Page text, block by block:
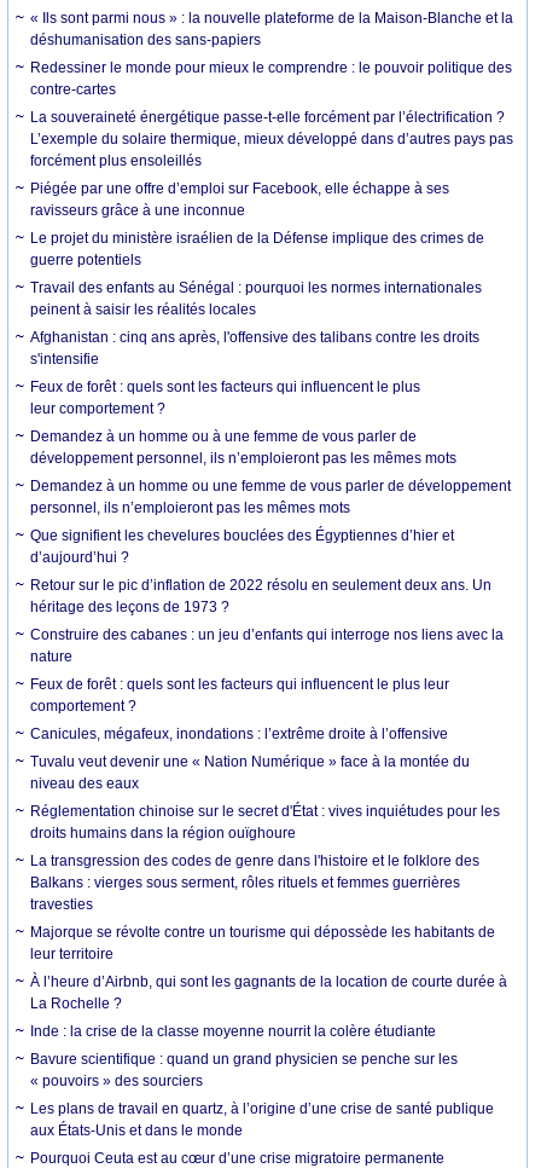
« Ils sont parmi nous » : la nouvelle plateforme de la Maison-Blanche et la
déshumanisation des sans-papiers
Redessiner le monde pour mieux le comprendre : le pouvoir politique des
contre-cartes
La souveraineté énergétique passe-t-elle forcément par l’électrification ?
L’exemple du solaire thermique, mieux développé dans d’autres pays pas
forcément plus ensoleillés
Piégée par une offre d’emploi sur Facebook, elle échappe à ses
ravisseurs grâce à une inconnue
Le projet du ministère israélien de la Défense implique des crimes de
guerre potentiels
Travail des enfants au Sénégal : pourquoi les normes internationales
peinent à saisir les réalités locales
Afghanistan : cinq ans après, l'offensive des talibans contre les droits
s'intensifie
Feux de forêt : quels sont les facteurs qui influencent le plus
leur comportement ?
Demandez à un homme ou à une femme de vous parler de
développement personnel, ils n’emploieront pas les mêmes mots
Demandez à un homme ou une femme de vous parler de développement
personnel, ils n’emploieront pas les mêmes mots
Que signifient les chevelures bouclées des Égyptiennes d’hier et
d’aujourd’hui ?
Retour sur le pic d’inflation de 2022 résolu en seulement deux ans. Un
héritage des leçons de 1973 ?
Construire des cabanes : un jeu d’enfants qui interroge nos liens avec la
nature
Feux de forêt : quels sont les facteurs qui influencent le plus leur
comportement ?
Canicules, mégafeux, inondations : l’extrême droite à l’offensive
Tuvalu veut devenir une « Nation Numérique » face à la montée du
niveau des eaux
Réglementation chinoise sur le secret d'État : vives inquiétudes pour les
droits humains dans la région ouïghoure
La transgression des codes de genre dans l'histoire et le folklore des
Balkans : vierges sous serment, rôles rituels et femmes guerrières
travesties
Majorque se révolte contre un tourisme qui dépossède les habitants de
leur territoire
À l’heure d’Airbnb, qui sont les gagnants de la location de courte durée à
La Rochelle ?
Inde : la crise de la classe moyenne nourrit la colère étudiante
Bavure scientifique : quand un grand physicien se penche sur les
« pouvoirs » des sourciers
Les plans de travail en quartz, à l’origine d’une crise de santé publique
aux États-Unis et dans le monde
Pourquoi Ceuta est au cœur d’une crise migratoire permanente